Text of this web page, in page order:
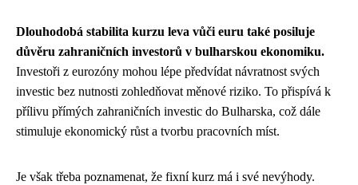
Dlouhodobá stabilita kurzu leva vůči euru také posiluje
důvěru zahraničních investorů v bulharskou ekonomiku.
Investoři z eurozóny mohou lépe předvídat návratnost svých
investic bez nutnosti zohledňovat měnové riziko. To přispívá k
přílivu přímých zahraničních investic do Bulharska, což dále
stimuluje ekonomický růst a tvorbu pracovních míst.
Je však třeba poznamenat, že fixní kurz má i své nevýhody.